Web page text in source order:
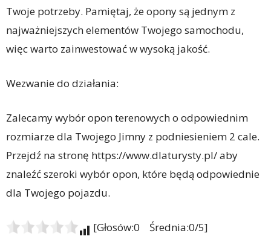
Twoje potrzeby. Pamiętaj, że opony są jednym z
najważniejszych elementów Twojego samochodu,
więc warto zainwestować w wysoką jakość.
Wezwanie do działania:
Zalecamy wybór opon terenowych o odpowiednim
rozmiarze dla Twojego Jimny z podniesieniem 2 cale.
Przejdź na stronę https://www.dlaturysty.pl/ aby
znaleźć szeroki wybór opon, które będą odpowiednie
dla Twojego pojazdu.
[Głosów:0 Średnia:0/5]